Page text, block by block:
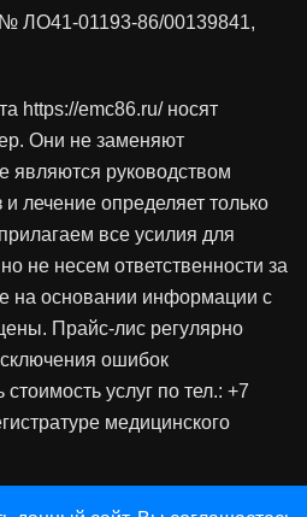
№ ЛО41-01193-86/00139841,
https://emc86.ru/ носят
Они не заменяют
являются руководством
лечение определяет только
все усилия для
не несем ответственности за
на основании информации с
Прайс-лис регулярно
ошибок
услуг по тел.: +7
медицинского